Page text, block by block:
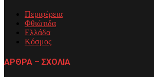
Περιφέρεια
Φθιώτιδα
Ελλάδα
Κόσμος
ΑΡΘΡΑ – ΣΧΟΛΙΑ